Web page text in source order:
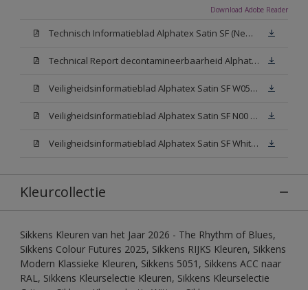
Download Adobe Reader
Technisch Informatieblad Alphatex Satin SF (New Livery) (PDF)
Technical Report decontamineerbaarheid Alphatex Satin SF
Veiligheidsinformatieblad Alphatex Satin SF W05 (MSDS)
Veiligheidsinformatieblad Alphatex Satin SF N00 (MSDS)
Veiligheidsinformatieblad Alphatex Satin SF White (MSDS)
Kleurcollectie
Sikkens Kleuren van het Jaar 2026 - The Rhythm of Blues,
Sikkens Colour Futures 2025, Sikkens RIJKS Kleuren, Sikkens
Modern Klassieke Kleuren, Sikkens 5051, Sikkens ACC naar
RAL, Sikkens Kleurselectie Kleuren, Sikkens Kleurselectie